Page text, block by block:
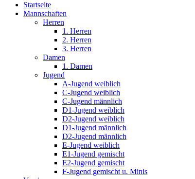
Startseite
Mannschaften
Herren
1. Herren
2. Herren
3. Herren
Damen
1. Damen
Jugend
A-Jugend weiblich
C-Jugend weiblich
C-Jugend männlich
D1-Jugend weiblich
D2-Jugend weiblich
D1-Jugend männlich
D2-Jugend männlich
E-Jugend weiblich
E1-Jugend gemischt
E2-Jugend gemischt
F-Jugend gemischt u. Minis